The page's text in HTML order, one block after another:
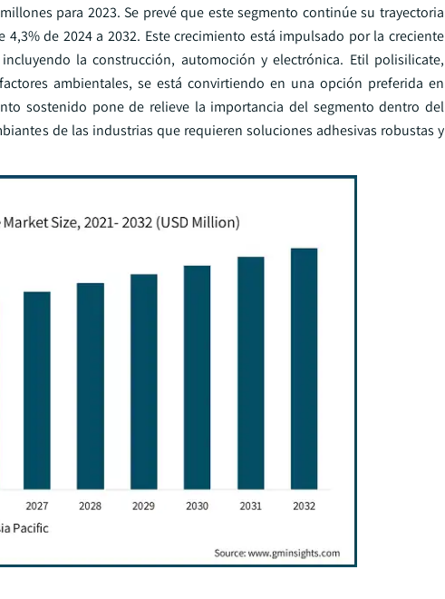
para 2023. Se prevé que este segmento continúe su trayectoria
de 2024 a 2032. Este crecimiento está impulsado por la creciente
la construcción, automoción y electrónica. Etil polisilicate,
ambientales, se está convirtiendo en una opción preferida en
sostenido pone de relieve la importancia del segmento dentro del
de las industrias que requieren soluciones adhesivas robustas y